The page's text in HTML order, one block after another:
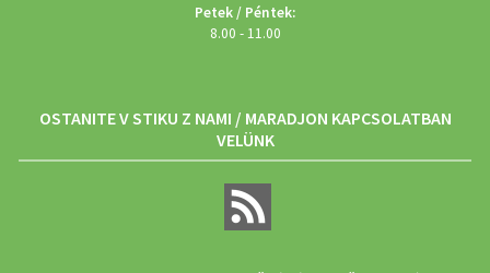
Petek / Péntek:
8.00 - 11.00
OSTANITE V STIKU Z NAMI / MARADJON KAPCSOLATBAN
VELÜNK